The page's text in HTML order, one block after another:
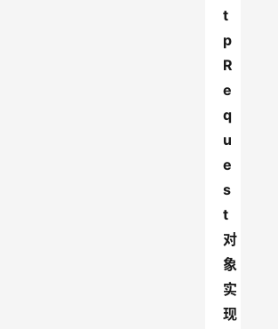
t
p
R
e
q
u
e
s
t
对
象
实
现